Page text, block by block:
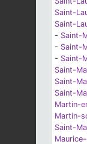
Saint-
Saint-
- Saint-
- Saint-
- Saint-
Saint-
Saint-
Saint-
Martin-
Martin-
Saint-